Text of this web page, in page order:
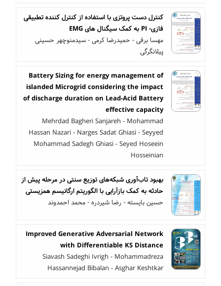
کنترل دست پروتزی با استفاده از کنترل کننده تطبیقی
فازی- PI به کمک سیگنال های EMG
مهسا برفی - حمیدرضا کرمی - سیدمنوچهر حسینی
پیلانگرگی
Battery Sizing for energy management of
islanded Microgrid considering the impact
of discharge duration on Lead-Acid Battery
effective capacity
Mehrdad Bagheri Sanjareh - Mohammad
Hassan Nazari - Narges Sadat Ghiasi - Seyyed
Mohammad Sadegh Ghiasi - Seyed Hoseein
Hosseinian
بهبود تاب‌آوری شبکه‌های توزیع سنتی در مرحله پیش از
حادثه به کمک بازآرایی با الگوریتم ارگانیسم همزیستی
حسین بایسته - رضا شیردره - محمد احمدوند
Improved Generative Adversarial Network
with Differentiable KS Distance
Siavash Sadeghi Ivrigh - Mohammadreza
Hassannejad Bibalan - Asghar Keshtkar